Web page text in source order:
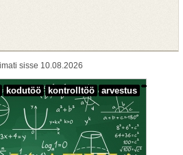
sisse 10.08.2026
kodutöö kontrolltöö arvestus